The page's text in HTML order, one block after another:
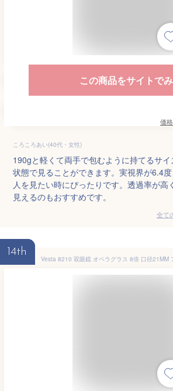
この商品をサイトで
価
ころころあい(40代・女性)
190gと軽くて両手で包むように持てるサ
状態で見ることができます。実視界が6.4
人を見たい時にぴったりです。透過率が高
見えるのもおすすめです。
全て
14th